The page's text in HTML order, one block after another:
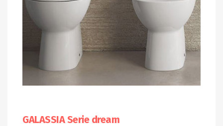
GALASSIA Serie dream